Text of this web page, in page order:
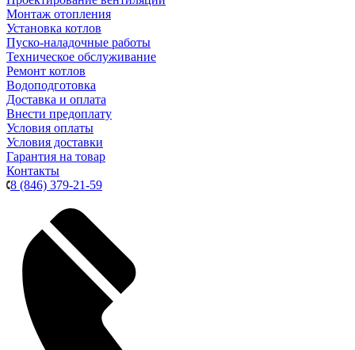
Монтаж отопления
Установка котлов
Пуско-наладочные работы
Техническое обслуживание
Ремонт котлов
Водоподготовка
Доставка и оплата
Внести предоплату
Условия оплаты
Условия доставки
Гарантия на товар
Контакты
8 (846) 379-21-59